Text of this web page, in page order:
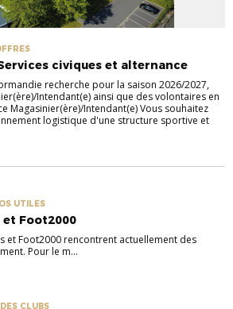
civiques et alternance
recherche pour la saison 2026/2027,
Intendant(e) ainsi que des volontaires en
Magasinier(ère)/Intendant(e) Vous souhaitez
logistique d'une structure sportive et
UTILES
Foot2000
et Foot2000 rencontrent actuellement des
Pour le m...
CLUBS